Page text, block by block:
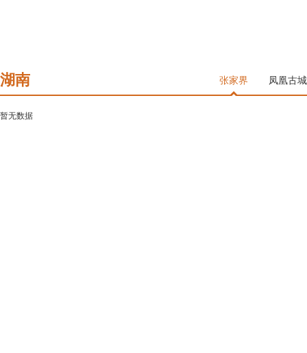
湖南 张家界 凤凰古城
暂无数据